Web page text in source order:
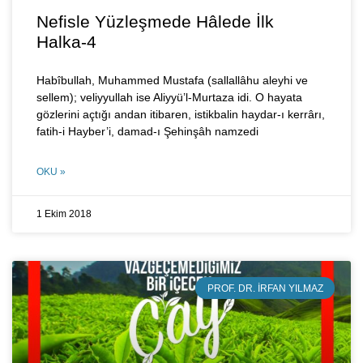
Nefisle Yüzleşmede Hâlede İlk
Halka-4
Habîbullah, Muhammed Mustafa (sallallâhu aleyhi ve
sellem); veliyyullah ise Aliyyü’l-Murtaza idi. O hayata
gözlerini açtığı andan itibaren, istikbalin haydar-ı kerrârı,
fatih-i Hayber’i, damad-ı Şehinşâh namzedi
OKU »
1 Ekim 2018
PROF. DR. İRFAN YILMAZ